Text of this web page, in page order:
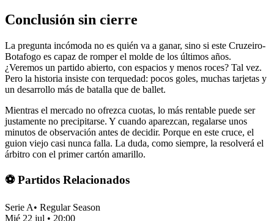
Conclusión sin cierre
La pregunta incómoda no es quién va a ganar, sino si este Cruzeiro-
Botafogo es capaz de romper el molde de los últimos años.
¿Veremos un partido abierto, con espacios y menos roces? Tal vez.
Pero la historia insiste con terquedad: pocos goles, muchas tarjetas y
un desarrollo más de batalla que de ballet.
Mientras el mercado no ofrezca cuotas, lo más rentable puede ser
justamente no precipitarse. Y cuando aparezcan, regalarse unos
minutos de observación antes de decidir. Porque en este cruce, el
guion viejo casi nunca falla. La duda, como siempre, la resolverá el
árbitro con el primer cartón amarillo.
⚽ Partidos Relacionados
Serie A• Regular Season
Mié 22 jul • 20:00